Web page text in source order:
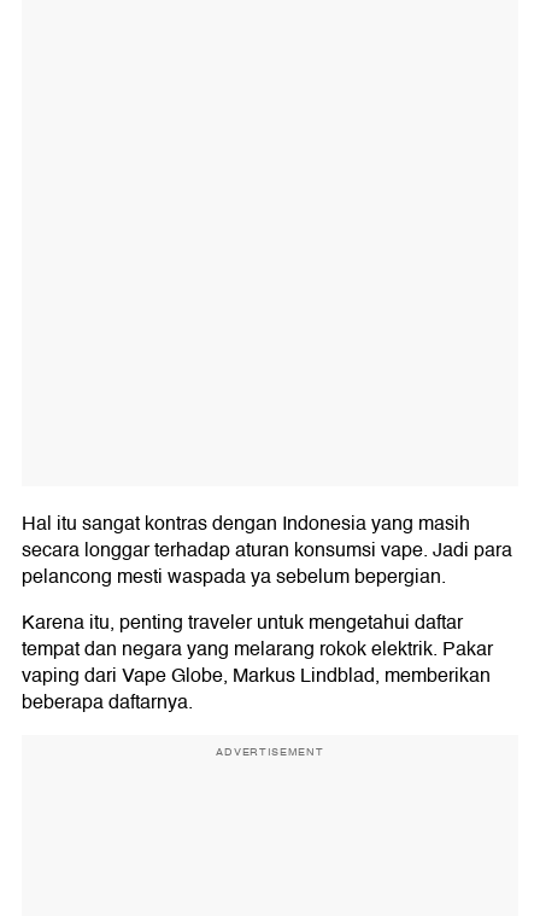
Hal itu sangat kontras dengan Indonesia yang masih
secara longgar terhadap aturan konsumsi vape. Jadi para
pelancong mesti waspada ya sebelum bepergian.
Karena itu, penting traveler untuk mengetahui daftar
tempat dan negara yang melarang rokok elektrik. Pakar
vaping dari Vape Globe, Markus Lindblad, memberikan
beberapa daftarnya.
ADVERTISEMENT